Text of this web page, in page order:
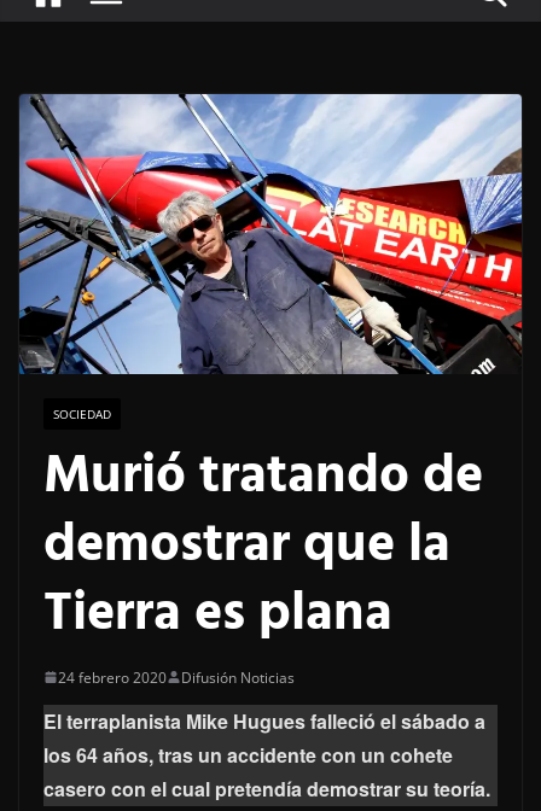
SOCIEDAD
Murió tratando de
demostrar que la
Tierra es plana
24 febrero 2020 Difusión Noticias
El terraplanista Mike Hugues falleció el sábado a
los 64 años, tras un accidente con un cohete
casero con el cual pretendía demostrar su teoría.